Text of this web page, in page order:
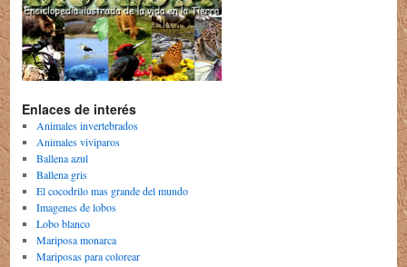
Enlaces de interés
Animales invertebrados
Animales viviparos
Ballena azul
Ballena gris
El cocodrilo mas grande del mundo
Imagenes de lobos
Lobo blanco
Mariposa monarca
Mariposas para colorear